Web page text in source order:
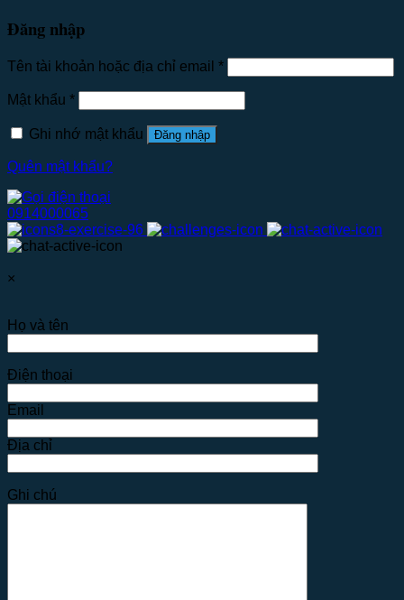
Đăng nhập
Tên tài khoản hoặc địa chỉ email *
Mật khẩu *
Ghi nhớ mật khẩu Đăng nhập
Quên mật khẩu?
0914000065
×
Họ và tên
Điện thoại
Email
Địa chỉ
Ghi chú